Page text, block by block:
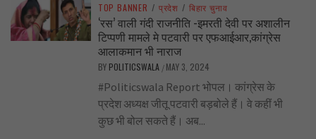
TOP BANNER / प्रदेश / बिहार चुनाव
‘रस’ वाली गंदी राजनीति -इमरती देवी पर अशालीन
टिप्पणी मामले मे पटवारी पर एफआईआर,कांग्रेस
आलाकमान भी नाराज
BY POLITICSWALA / MAY 3, 2024
#Politicswala Report भोपल। कांग्रेस के
प्रदेश अध्यक्ष जीतू पटवारी बड़बोले हैं। वे कहीं भी
कुछ भी बोल सकते हैं। अब...